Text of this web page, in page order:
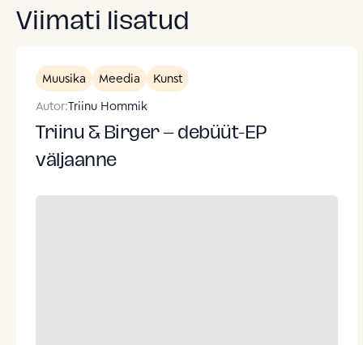
Viimati lisatud
Muusika Meedia
Kunst
Autor:Triinu Hommik
Triinu & Birger – debüüt-EP
väljaanne